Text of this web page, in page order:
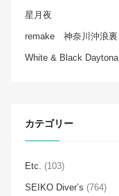
星月夜
remake 神奈川沖浪裏
White & Black Daytona
カテゴリー
Etc. (103)
SEIKO Diver’s (764)